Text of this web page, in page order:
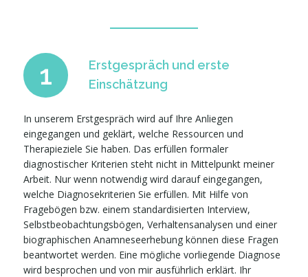
1
Erstgespräch und erste
Einschätzung
In unserem Erstgespräch wird auf Ihre Anliegen
eingegangen und geklärt, welche Ressourcen und
Therapieziele Sie haben. Das erfüllen formaler
diagnostischer Kriterien steht nicht in Mittelpunkt meiner
Arbeit. Nur wenn notwendig wird darauf eingegangen,
welche Diagnosekriterien Sie erfüllen. Mit Hilfe von
Fragebögen bzw. einem standardisierten Interview,
Selbstbeobachtungsbögen, Verhaltensanalysen und einer
biographischen Anamneseerhebung können diese Fragen
beantwortet werden. Eine mögliche vorliegende Diagnose
wird besprochen und von mir ausführlich erklärt. Ihr